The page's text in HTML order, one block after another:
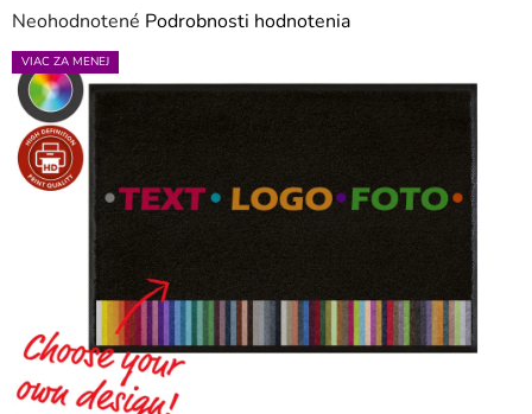
Priemerné
hodnotenie
produktu
je
0,0
hviezdičiek.
Neohodnotené Podrobnosti hodnotenia
VIAC ZA MENEJ